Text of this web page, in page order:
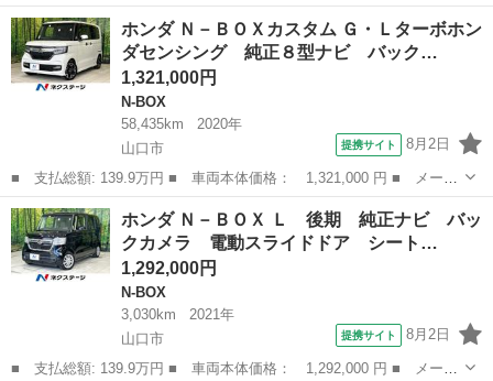
名： ホンダ ■ 車種名： ライフ ■ グレード名： Ｇタイプ キ
ーレスエントリー ＡＴ カセット 衝突安全ボディ エアコン ■
排気量： 66...
岡山 真庭市 ライフ
ホンダ Ｎ－ＢＯＸカスタム Ｇ・Ｌターボホン
ダセンシング 純正８型ナビ バック…
1,321,000円
N-BOX
58,435km
2020年
山口市
提携サイト 8月2日
■ 支払総額: 139.9万円 ■ 車両本体価格： 1,321,000 円 ■ メーカ
ー名： ホンダ ■ 車種名： Ｎ－ＢＯＸカスタム ■ グレード
名： Ｇ・Ｌターボホンダセンシング 純正８型ナビ バックカメ
ラ 両側パワス...
山口 山口市 N-BOX
ホンダ Ｎ－ＢＯＸ Ｌ 後期 純正ナビ バッ
クカメラ 電動スライドドア シート…
1,292,000円
N-BOX
3,030km
2021年
山口市
提携サイト 8月2日
■ 支払総額: 139.9万円 ■ 車両本体価格： 1,292,000 円 ■ メーカ